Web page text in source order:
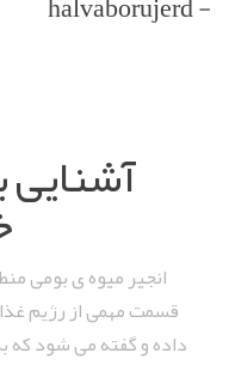
انجیر میوه ‌ی بومی
قسمت مهمی از رژیم
داده و گفته می ‌شود که